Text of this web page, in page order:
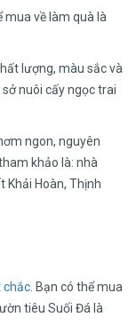
mua về làm quà là
lượng, màu sắc và
nuôi cấy ngọc trai
ngon, nguyên
khảo là: nhà
Khải Hoàn, Thịnh
Bạn có thể mua
tiêu Suối Đá là